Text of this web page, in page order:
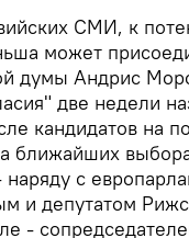
СМИ, к
может
думы Андрис
две недели
кандидатов на
ближайших
с
и депутатом
-